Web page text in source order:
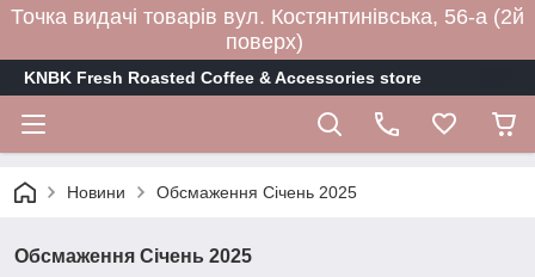
Точка видачі товарів вул. Костянтинівська, 56-а (2й
поверх)
KNBK Fresh Roasted Coffee & Accessories store
Новини Обсмаження Січень 2025
Обсмаження Січень 2025